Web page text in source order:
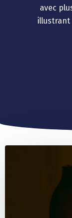
avec
illustrant